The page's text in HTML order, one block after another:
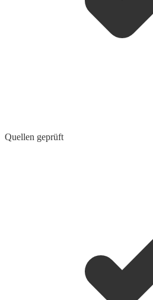
Quellen geprüft